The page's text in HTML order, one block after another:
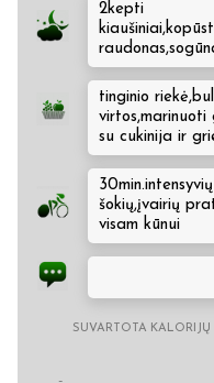
2kepti
tinginio
virtos,marinuoti
su cukinija ir
30min.intensyvių
šokių,įvairių
visam kūnui
SUVARTOTA KALORIJŲ